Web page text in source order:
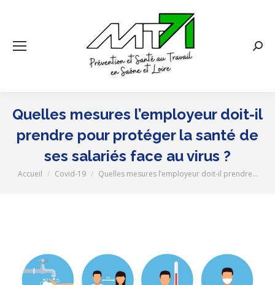
Quelles mesures l’employeur doit-il
prendre pour protéger la santé de
ses salariés face au virus ?
Vous êtes ici :
Accueil Covid-19 Quelles mesures l’employeur doit-il prendre…